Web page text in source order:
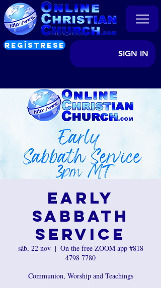
REGÍSTRESE
SIGN IN
Early
Sabbath
Service
sáb, 22 nov
  |
On the free ZOOM app #818
4798 7780
Communion, Worship and Teachings